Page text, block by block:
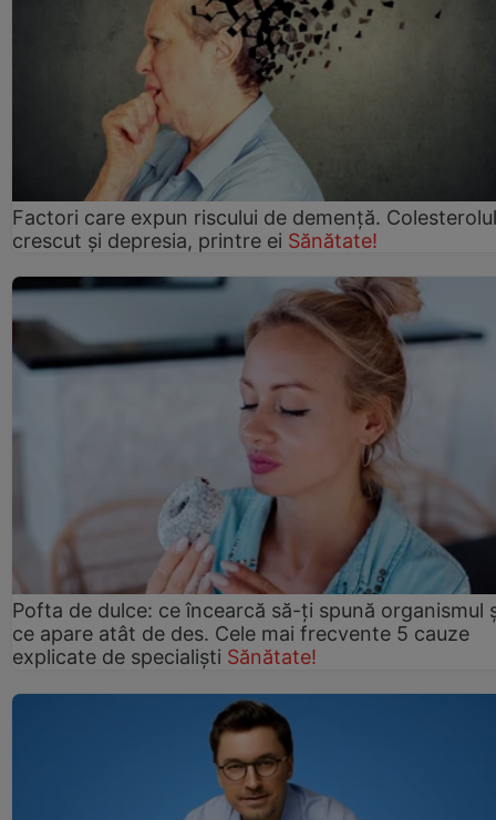
Factori care expun riscului de demență. Colesterolul
crescut şi depresia, printre ei Sănătate!
Pofta de dulce: ce încearcă să-ți spună organismul
ce apare atât de des. Cele mai frecvente 5 cauze
explicate de specialiști Sănătate!